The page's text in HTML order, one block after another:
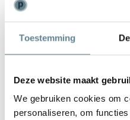
Toestemming
Deze website maakt
We gebruiken cookies om
personaliseren, om
Weinig onderhoud
De plantenbak is zeer
borstel of doek en met lauw